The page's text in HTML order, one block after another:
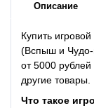
Описание
Купить
(Вспыш и
от 5000
другие
Что такое